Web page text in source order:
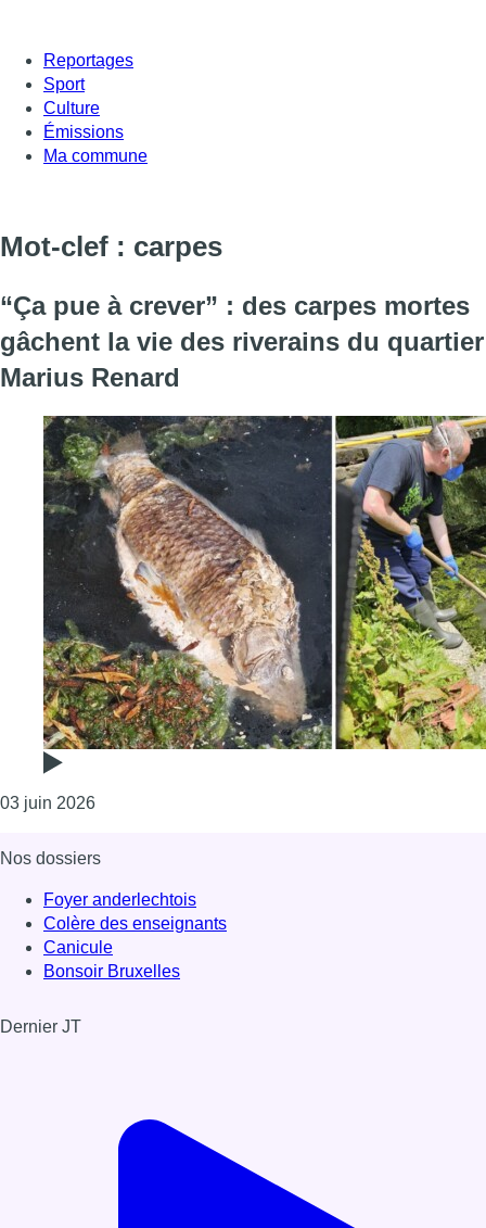
Reportages
Sport
Culture
Émissions
Ma commune
Mot-clef : carpes
“Ça pue à crever” : des carpes mortes
gâchent la vie des riverains du quartier
Marius Renard
03 juin 2026Consulter l'article "“Ça pue à crever” : des
Nos dossiers
Foyer anderlechtois
Colère des enseignants
Canicule
Bonsoir Bruxelles
Dernier JT